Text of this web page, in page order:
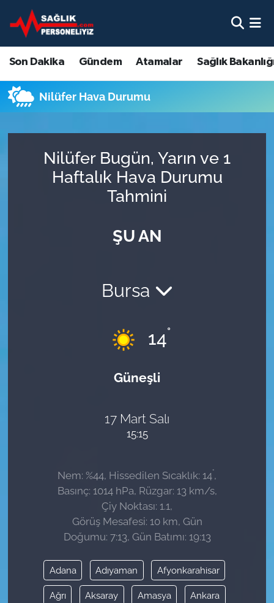
Son Dakika Gündem Atamalar Sağlık
Nilüfer Hava Durumu
Nilüfer Bugün, Yarın ve 1
Haftalık Hava Durumu
Tahmini
ŞU AN
Bursa
14°
Güneşli
17 Mart Salı
15:15
Nem: %44, Hissedilen Sıcaklık: 14°,
Basınç: 1014 hPa, Rüzgar: 13 km/s,
Çiy Noktası: 1.1,
Görüş Mesafesi: 10 km, Gün
Doğumu: 7:13, Gün Batımı: 19:13
Adana Adıyaman Afyonkarahisar
Ağrı Aksaray Amasya Ankara
Son Dakika
Gündem
Atamalar
Mevzuat
Sağlık Personeli Alımı
Nöbetçi Eczaneler
Hava Durumu
Namaz Vakitleri
Süper Lig Puan Durumu ve Fikstür
Son Dakika Haberleri